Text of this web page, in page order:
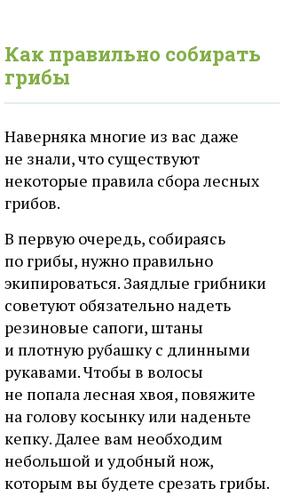
Как правильно собирать
грибы
Наверняка многие из вас даже
не знали, что существуют
некоторые правила сбора лесных
грибов.
В первую очередь, собираясь
по грибы, нужно правильно
экипироваться. Заядлые грибники
советуют обязательно надеть
резиновые сапоги, штаны
и плотную рубашку с длинными
рукавами. Чтобы в волосы
не попала лесная хвоя, повяжите
на голову косынку или наденьте
кепку. Далее вам необходим
небольшой и удобный нож,
которым вы будете срезать грибы.